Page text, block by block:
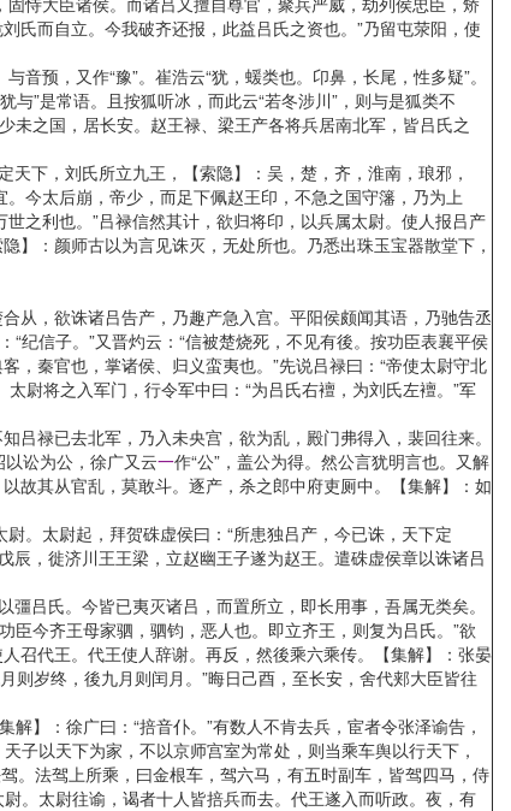
氏而自立。今我破齐还报，此益吕氏之资也。”乃留屯荥阳，使
预，又作“豫”。崔浩云“犹，蝯类也。卬鼻，长尾，性多疑”。
与”是常语。且按狐听冰，而此云“若冬涉川”，则与是狐类不
未之国，居长安。赵王禄、梁王产各将兵居南北军，皆吕氏之
下，刘氏所立九王，【索隐】：吴，楚，齐，淮南，琅邪，
今太后崩，帝少，而足下佩赵王印，不急之国守籓，乃为上
之利也。”吕禄信然其计，欲归将印，以兵属太尉。使人报吕产
】：颜师古以为言见诛灭，无处所也。乃悉出珠玉宝器散堂下，
，欲诛诸吕告产，乃趣产急入宫。平阳侯颇闻其语，乃驰告丞
纪信子。”又晋灼云：“信被楚烧死，不见有後。按功臣表襄平侯
，秦官也，掌诸侯、归义蛮夷也。”先说吕禄曰：“帝使太尉守北
尉将之入军门，行令军中曰：“为吕氏右襢，为刘氏左襢。”军
禄已去北军，乃入未央宫，欲为乱，殿门弗得入，裴回往来。
以讼为公，徐广又云一作“公”，盖公为得。然公言犹明言也。又解
故其从官乱，莫敢斗。逐产，杀之郎中府吏厕中。【集解】：如
。太尉起，拜贺硃虚侯曰：“所患独吕产，今已诛，天下定
，徙济川王王梁，立赵幽王子遂为赵王。遣硃虚侯章以诛诸吕
吕氏。今皆已夷灭诸吕，而置所立，即长用事，吾属无类矣。
臣今齐王母家驷，驷钧，恶人也。即立齐王，则复为吕氏。”欲
召代王。代王使人辞谢。再反，然後乘六乘传。【集解】：张晏
则岁终，後九月则闰月。”晦日己酉，至长安，舍代郏大臣皆往
】：徐广曰：“掊音仆。”有数人不肯去兵，宦者令张泽谕告，
子以天下为家，不以京师宫室为常处，则当乘车舆以行天下，
。法驾上所乘，曰金根车，驾六马，有五时副车，皆驾四马，侍
。太尉往谕，谒者十人皆掊兵而去。代王遂入而听政。夜，有